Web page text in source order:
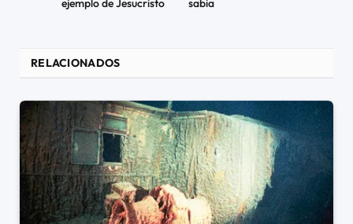
ejemplo de Jesucristo sabia
RELACIONADOS